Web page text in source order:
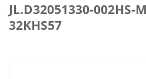
JL.D32051330-002HS-
32KHS57